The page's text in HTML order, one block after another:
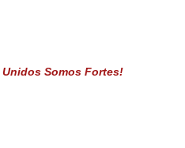
Somos Fortes!